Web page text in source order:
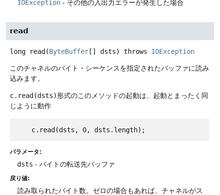
IOException - その他の入出力エラーが発生した場合
read
long read (ByteBuffer [] dsts) throws IOException
このチャネルのバイト・シーケンスを指定されたバッファに読み
込みます。
c.read(dsts)形式のこのメソッドの起動は、起動とまったく同
じように動作
パラメータ:
dsts - バイトの転送先バッファ
戻り値:
読み取られたバイト数。ゼロの場合もあれば、チャネルがス